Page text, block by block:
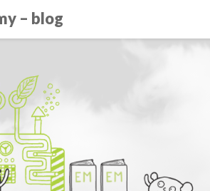
– blog